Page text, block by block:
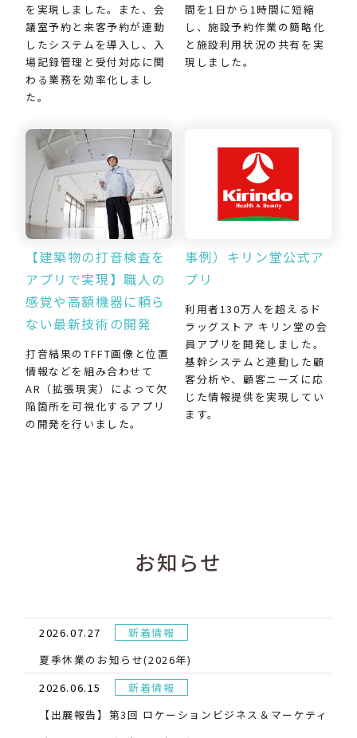
を実現しました。また、会
議室予約と来客予約が連動
したシステムを導入し、入
場記録管理と受付対応に関
わる業務を効率化しまし
た。
間を1日から1時間に短縮
し、施設予約作業の簡略化
と施設利用状況の共有を実
現しました。
【建築物の打音検査を
アプリで実現】職人の
感覚や高額機器に頼ら
ない最新技術の開発
打音結果のTFFT画像と位置
情報などを組み合わせて
AR（拡張現実）によって欠
陥箇所を可視化するアプリ
の開発を行いました。
事例）キリン堂公式ア
プリ
利用者130万人を超えるド
ラッグストア キリン堂の会
員アプリを開発しました。
基幹システムと連動した顧
客分析や、顧客ニーズに応
じた情報提供を実現してい
ます。
お知らせ
2026.07.27
新着情報
夏季休業のお知らせ(2026年)
2026.06.15
新着情報
【出展報告】第3回 ロケーションビジネス＆マーケティ